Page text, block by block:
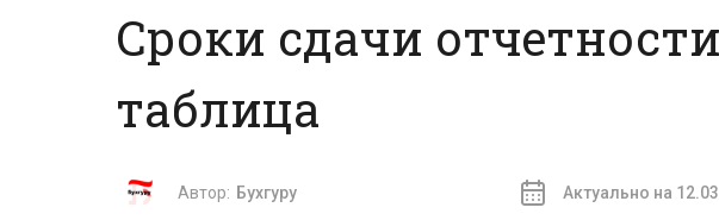
Сроки сдачи
таблица
Автор: Бухгуру Актуально на